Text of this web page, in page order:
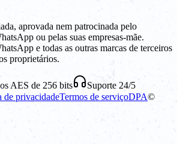
aprovada nem patrocinada pelo
ou pelas suas empresas-mãe.
e todas as outras marcas de terceiros
proprietários.
AES de 256 bits Suporte 24/5
de privacidadeTermos de serviçoDPA©